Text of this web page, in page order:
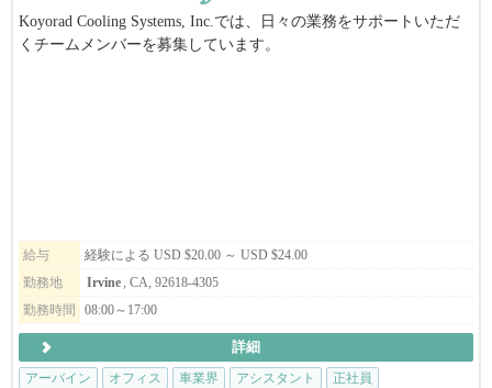
Koyorad Cooling Systems, Inc.では、日々の業務をサポートいただ
くチームメンバーを募集しています。
給与
経験による USD $20.00 ～ USD $24.00
勤務地
Irvine, CA, 92618-4305
勤務時間
08:00～17:00
詳細
アーバイン
オフィス 車業界 アシスタント 正社員